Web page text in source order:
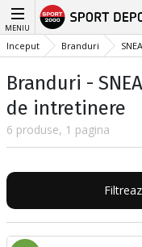
MENIU
Inceput Branduri
Branduri -
de intretinere
6 produse, 1 pagina